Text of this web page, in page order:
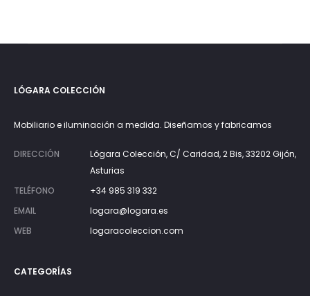
LÓGARA COLECCIÓN
Mobiliario e iluminación a medida. Diseñamos y fabricamos
DIRECCIÓN
Lógara Colección, C/ Caridad, 2 Bis, 33202 Gijón,
Asturias
TELÉFONO
+34 985 319 332
EMAIL
logara@logara.es
WEB
logaracoleccion.com
CATEGORÍAS